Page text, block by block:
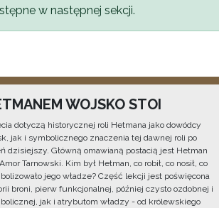
w następnej sekcji.
WOJSKO STOI
dotyczą historycznej roli Hetmana jako dowódcy
jak i symbolicznego znaczenia tej dawnej roli po
dzisiejszy. Główną omawianą postacią jest Hetman
Tarnowski. Kim był Hetman, co robił, co nosił, co
jego władze? Część lekcji jest poświęcona
broni, pierw funkcjonalnej, później czysto ozdobnej i
jak i atrybutom władzy - od królewskiego